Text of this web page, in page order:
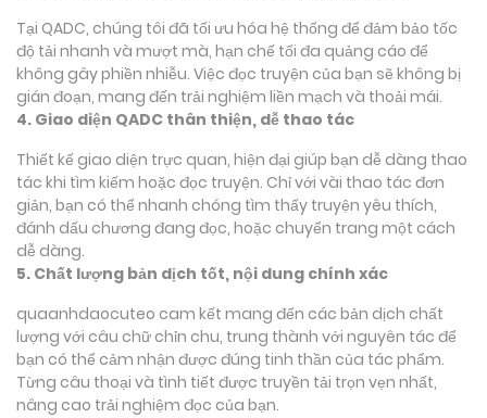
Tại QADC, chúng tôi đã tối ưu hóa hệ thống để đảm bảo tốc
độ tải nhanh và mượt mà, hạn chế tối đa quảng cáo để
không gây phiền nhiễu. Việc đọc truyện của bạn sẽ không bị
gián đoạn, mang đến trải nghiệm liền mạch và thoải mái.
4. Giao diện QADC thân thiện, dễ thao tác
Thiết kế giao diện trực quan, hiện đại giúp bạn dễ dàng thao
tác khi tìm kiếm hoặc đọc truyện. Chỉ với vài thao tác đơn
giản, bạn có thể nhanh chóng tìm thấy truyện yêu thích,
đánh dấu chương đang đọc, hoặc chuyển trang một cách
dễ dàng.
5. Chất lượng bản dịch tốt, nội dung chính xác
quaanhdaocuteo cam kết mang đến các bản dịch chất
lượng với câu chữ chỉn chu, trung thành với nguyên tác để
bạn có thể cảm nhận được đúng tinh thần của tác phẩm.
Từng câu thoại và tình tiết được truyền tải trọn vẹn nhất,
nâng cao trải nghiệm đọc của bạn.